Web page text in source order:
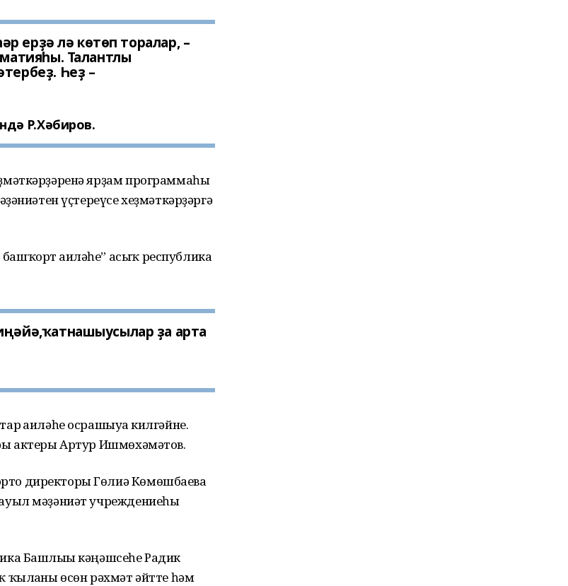
ерҙә лә көтөп торалар, –
Талантлы
Һеҙ –
Р.Хәбиров.
ярҙам программаһы
үҫтереүсе хеҙмәткәрҙәргә
ғаиләһе” асыҡ республика
ҙа арта
ғаиләһе осрашыуға килгәйне.
актеры Артур Ишмөхәмәтов.
директоры Гөлиә Көмөшбаева
мәҙәниәт учреждениеһы
Башлығы кәңәшсеһе Радик
өсөн рәхмәт әйтте һәм